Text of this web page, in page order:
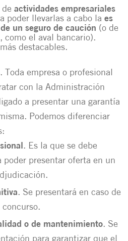
deactividades empresariales
poder llevarlas a cabo laes
un seguro de caución (o de
como el aval bancario).
destacables.
. Toda empresa o profesional
con la Administración
a presentar una garantía
Podemos diferenciar
. Es la que se debe
poder presentar oferta en un
. Se presentará en caso de
o de mantenimiento. Se